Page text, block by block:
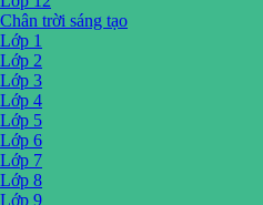
Chân trời sáng tạo
Lớp 1
Lớp 2
Lớp 3
Lớp 4
Lớp 5
Lớp 6
Lớp 7
Lớp 8
Lớp 9